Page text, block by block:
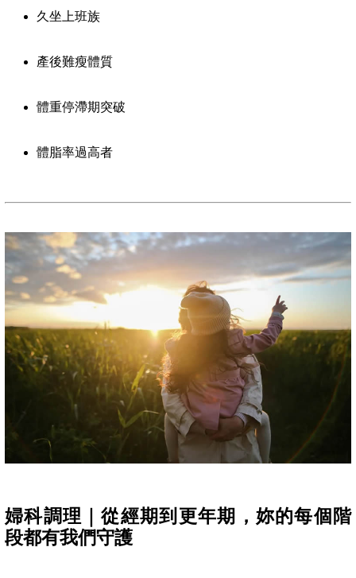
久坐上班族
產後難瘦體質
體重停滯期突破
體脂率過高者
婦科調理｜從經期到更年期，妳的每個階
段都有我們守護